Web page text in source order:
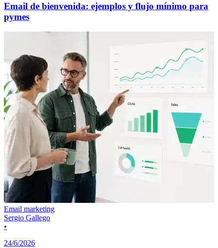
Email de bienvenida: ejemplos y flujo mínimo para
pymes
Email marketing
Sergio Gallego
•
24/6/2026